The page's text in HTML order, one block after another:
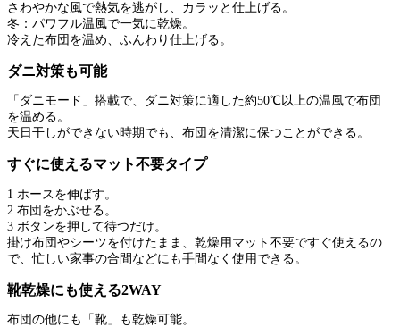
さわやかな風で熱気を逃がし、カラッと仕上げる。
冬：パワフル温風で一気に乾燥。
冷えた布団を温め、ふんわり仕上げる。
ダニ対策も可能
「ダニモード」搭載で、ダニ対策に適した約50℃以上の温風で布団
を温める。
天日干しができない時期でも、布団を清潔に保つことができる。
すぐに使えるマット不要タイプ
1 ホースを伸ばす。
2 布団をかぶせる。
3 ボタンを押して待つだけ。
掛け布団やシーツを付けたまま、乾燥用マット不要ですぐ使えるの
で、忙しい家事の合間などにも手間なく使用できる。
靴乾燥にも使える2WAY
布団の他にも「靴」も乾燥可能。